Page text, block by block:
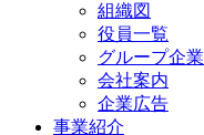
組織図
役員一覧
グループ企業
会社案内
企業広告
事業紹介